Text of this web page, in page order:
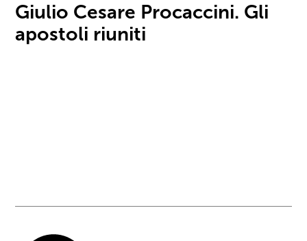
Giulio Cesare Procaccini. Gli
apostoli riuniti